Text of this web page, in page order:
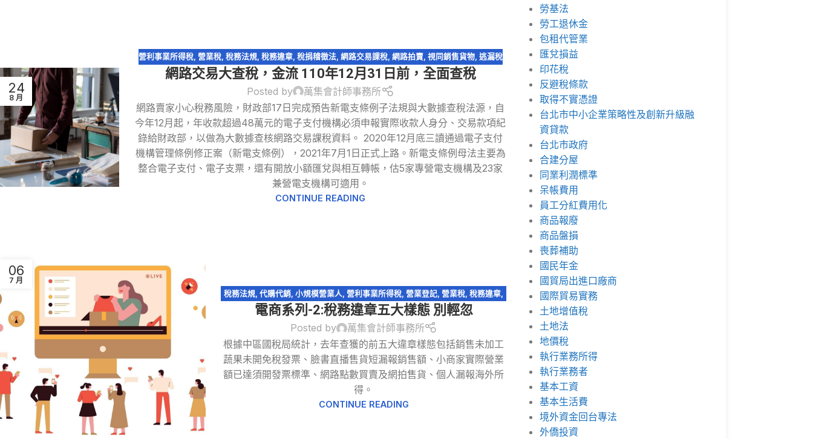
24
8 月
營利事業所得稅, 營業稅, 稅務法規, 稅務違章, 稅捐稽徵法, 網路交易課稅, 網路拍賣, 視同銷售貨物, 逃漏稅
網路交易大查稅，金流 110年12月31日前，全面查稅
Posted by
萬集會計師事務所
網路賣家小心稅務風險，財政部17日完成預告新電支條例子法規與大數據查稅法源，自
今年12月起，年收款超過48萬元的電子支付機構必須申報實際收款人身分、交易款項紀
錄給財政部，以做為大數據查核網路交易課稅資料。 2020年12月底三讀通過電子支付
機構管理條例修正案（新電支條例），2021年7月1日正式上路。新電支條例母法主要為
整合電子支付、電子支票，還有開放小額匯兌與相互轉帳，估5家專營電支機構及23家
兼營電支機構可適用。
CONTINUE READING
06
7 月
稅務法規 ,代購代銷 ,小規模營業人 ,營利事業所得稅 ,營業登記 ,營業稅 ,稅務違章
網紅報稅, 網路交易課稅,網路拍賣,網路購物,電商系列
電商系列-2:稅務違章五大樣態 別輕忽
Posted by
萬集會計師事務所
根據中區國稅局統計，去年查獲的前五大違章樣態包括銷售未加工
蔬果未開免稅發票、臉書直播售貨短漏報銷售額、小商家實際營業
額已達須開發票標準、網路點數買賣及網拍售貨、個人漏報海外所
得。
CONTINUE READING
勞基法
勞工退休金
包租代管業
匯兌損益
印花稅
反避稅條款
取得不實憑證
台北市中小企業策略性及創新升級融
資貸款
台北市政府
合建分屋
同業利潤標準
呆帳費用
員工分紅費用化
商品報廢
商品盤損
喪葬補助
國民年金
國貿局出進口廠商
國際貿易實務
土地增值稅
土地法
地價稅
執行業務所得
執行業務者
基本工資
基本生活費
境外資金回台專法
外僑投資